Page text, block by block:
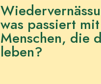
was passiert
Menschen, die
leben?